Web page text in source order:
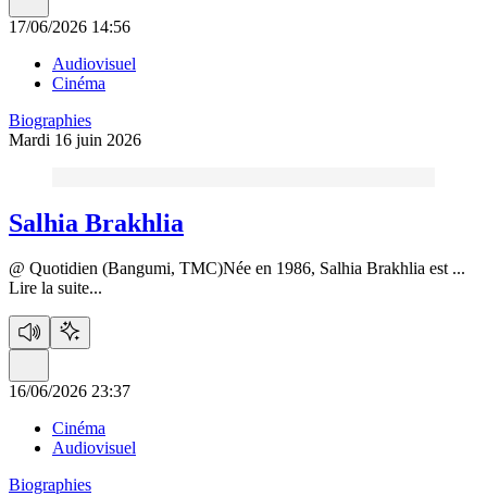
17/06/2026 14:56
Audiovisuel
Cinéma
Biographies
Mardi 16 juin 2026
Salhia Brakhlia
@ Quotidien (Bangumi, TMC)Née en 1986, Salhia Brakhlia est ...
Lire la suite...
16/06/2026 23:37
Cinéma
Audiovisuel
Biographies